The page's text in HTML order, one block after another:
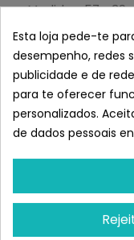
- Medidas: 57 x 39
Jerry
Esta loja pede-te
desempenho, redes
publicidade e de
para te oferecer
personalizados.
de dados pessoais